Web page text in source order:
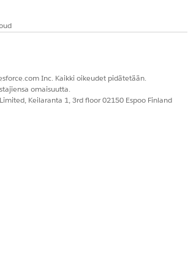
Inc. Kaikki oikeudet pidätetään.
omaisuutta.
Keilaranta 1, 3rd floor 02150 Espoo Finland